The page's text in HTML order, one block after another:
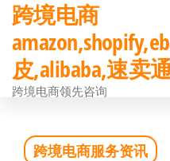
前
往
内
跨境电商
皮,alibaba,速卖
跨境电商领先咨询
跨境电商服务资讯